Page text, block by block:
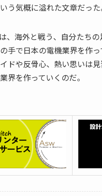
う気概に溢れた文章だっ
、海外と戦う、自分たち
手で日本の電機業界を作
ドや反骨心、熱い思いは
界を作っていくのだ。